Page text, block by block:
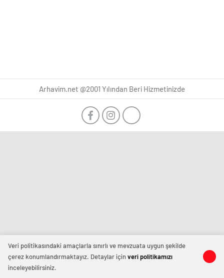
Arhavim.net @2001 Yılından Beri Hizmetinizde
Veri politikasındaki amaçlarla sınırlı ve mevzuata uygun şekilde
çerez konumlandırmaktayız. Detaylar içinveri politikamızı
inceleyebilirsiniz.